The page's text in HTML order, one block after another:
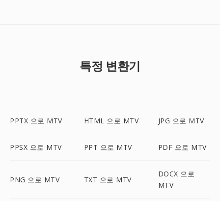
특정 변환기
PPTX 으로 MTV HTML 으로 MTV JPG 으로 MTV
PPSX 으로 MTV PPT 으로 MTV PDF 으로 MTV
PNG 으로 MTV TXT 으로 MTV
DOCX 으로
MTV